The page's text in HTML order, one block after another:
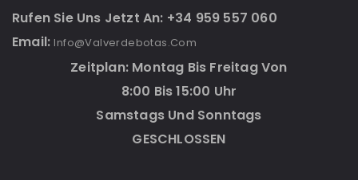
Rufen Sie Uns Jetzt An: +34 959 557 060
Email: Info@valverdebotas.com
Zeitplan: Montag Bis Freitag Von
8:00 Bis 15:00 Uhr
Samstags Und Sonntags
GESCHLOSSEN